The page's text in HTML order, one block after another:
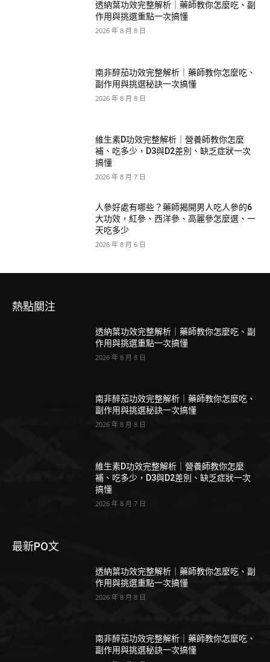
透納葉功效完整解析｜藥師教你怎麼吃、副
作用與挑選重點一次搞懂
2026 年 8 月 8 日
南非醉茄功效完整解析｜藥師教你怎麼吃、
副作用與挑選秘訣一次搞懂
2026 年 8 月 8 日
維生素D功效完整解析｜營養師教你怎麼
補、吃多少，D3與D2差別、缺乏症狀一次
搞懂
2026 年 8 月 7 日
人參好處有哪些？藥師揭開男人吃人參的6
大功效，紅參、西洋參、高麗參怎麼選、一
天吃多少
2026 年 8 月 6 日
熱點關注
透納葉功效完整解析｜藥師教你怎麼吃、副
作用與挑選重點一次搞懂
2026 年 8 月 8 日
南非醉茄功效完整解析｜藥師教你怎麼吃、
副作用與挑選秘訣一次搞懂
2026 年 8 月 8 日
維生素D功效完整解析｜營養師教你怎麼
補、吃多少，D3與D2差別、缺乏症狀一次
搞懂
2026 年 8 月 7 日
最新PO文
透納葉功效完整解析｜藥師教你怎麼吃、副
作用與挑選重點一次搞懂
2026 年 8 月 8 日
南非醉茄功效完整解析｜藥師教你怎麼吃、
副作用與挑選秘訣一次搞懂